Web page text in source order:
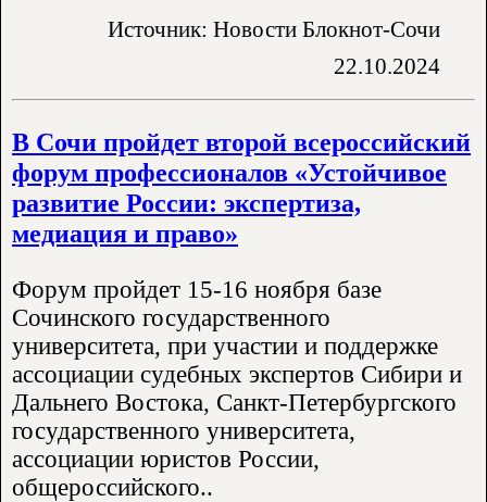
Источник: Новости Блокнот-Сочи
22.10.2024
В Сочи пройдет второй всероссийский
форум профессионалов «Устойчивое
развитие России: экспертиза,
медиация и право»
Форум пройдет 15-16 ноября базе
Сочинского государственного
университета, при участии и поддержке
ассоциации судебных экспертов Сибири и
Дальнего Востока, Санкт-Петербургского
государственного университета,
ассоциации юристов России,
общероссийского..